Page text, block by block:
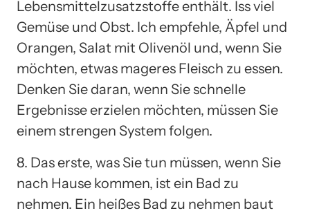
Lebensmittelzusatzstoffe enthält. Iss viel
Gemüse und Obst. Ich empfehle, Äpfel und
Orangen, Salat mit Olivenöl und, wenn Sie
möchten, etwas mageres Fleisch zu essen.
Denken Sie daran, wenn Sie schnelle
Ergebnisse erzielen möchten, müssen Sie
einem strengen System folgen.
8. Das erste, was Sie tun müssen, wenn Sie
nach Hause kommen, ist ein Bad zu
nehmen. Ein heißes Bad zu nehmen baut